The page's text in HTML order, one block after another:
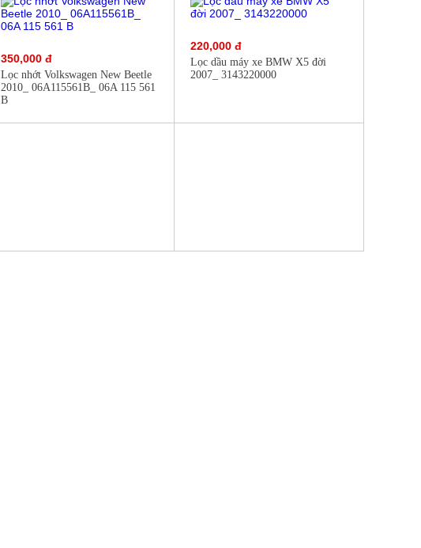
350,000 đ
Lọc nhớt Volkswagen New Beetle
2010_ 06A115561B_ 06A 115 561
B
220,000 đ
Lọc dầu máy xe BMW X5 đời
2007_ 3143220000